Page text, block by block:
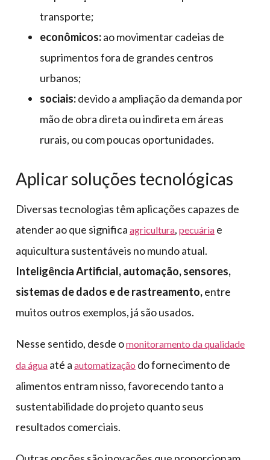
transporte;
econômicos:ao movimentar cadeias de
suprimentos fora de grandes centros
urbanos;
sociais:devido a ampliação da demanda por
mão de obra direta ou indireta em áreas
rurais, ou com poucas oportunidades.
Aplicar soluções tecnológicas
Diversas tecnologias têm aplicações capazes de
atender ao que significa agricultura, pecuária e
aquicultura sustentáveis no mundo atual.
Inteligência Artificial, automação, sensores,
sistemas de dados e de rastreamento,entre
muitos outros exemplos, já são usados.
Nesse sentido, desde omonitoramento da qualidade
da água até a automatização do fornecimento de
alimentos entram nisso, favorecendo tanto a
sustentabilidade do projeto quanto seus
resultados comerciais.